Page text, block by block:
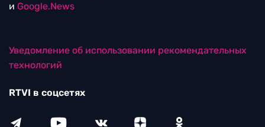
и Google.News
Уведомление об использовании рекомендательных
технологий
RTVI в соцсетях